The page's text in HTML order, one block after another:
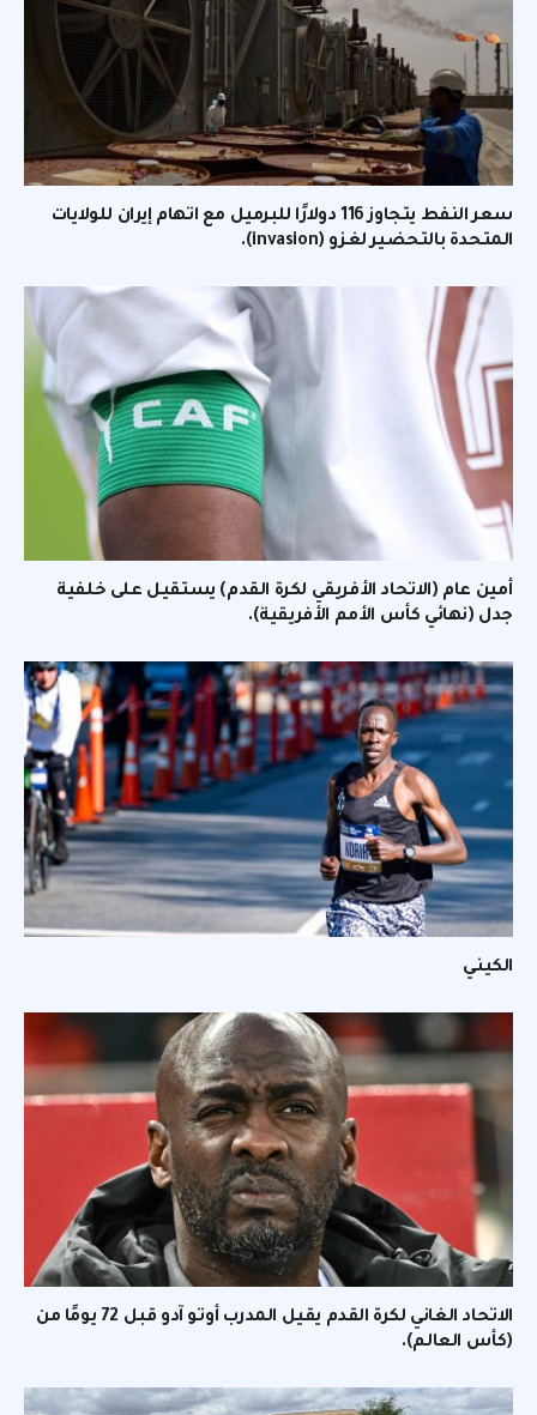
سعر النفط يتجاوز 116 دولارًا للبرميل مع اتهام إيران للولايات
المتحدة بالتحضير لغزو (invasion).
أمين عام (الاتحاد الأفريقي لكرة القدم) يستقيل على خلفية
جدل (نهائي كأس الأمم الأفريقية).
الكيني
الاتحاد الغاني لكرة القدم يقيل المدرب أوتو آدو قبل 72 يومًا من
(كأس العالم).